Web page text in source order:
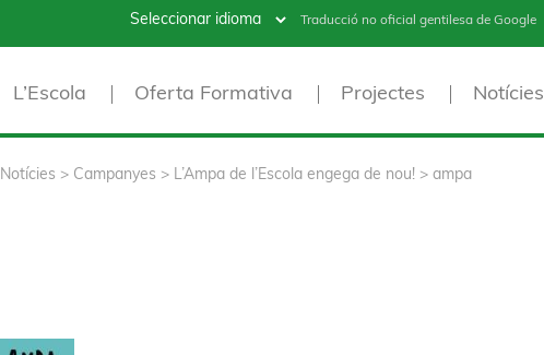
Traducció no oficial gentilesa de Google
L’Escola Oferta Formativa Projectes Notícies
Notícies > Campanyes > L’Ampa de l’Escola engega de nou! > ampa